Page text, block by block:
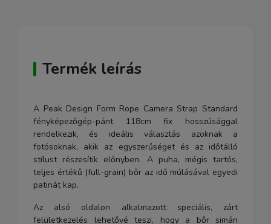
Termék leírás
A Peak Design Form Rope Camera Strap Standard
fényképezőgép-pánt 118cm fix hosszúsággal
rendelkezik, és ideális választás azoknak a
fotósoknak, akik az egyszerűséget és az időtálló
stílust részesítik előnyben. A puha, mégis tartós,
teljes értékű (full-grain) bőr az idő múlásával egyedi
patinát kap.
Az alsó oldalon alkalmazott speciális, zárt
felületkezelés lehetővé teszi, hogy a bőr simán